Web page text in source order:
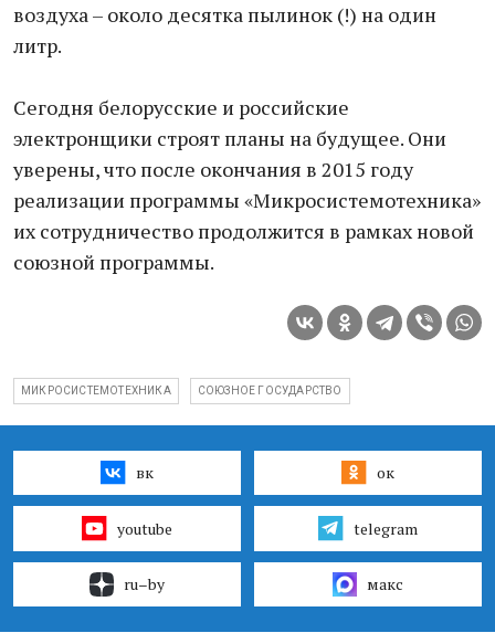
воздуха – около десятка пылинок (!) на один
литр.
Сегодня белорусские и российские
электронщики строят планы на будущее. Они
уверены, что после окончания в 2015 году
реализации программы «Микросистемотехника»
их сотрудничество продолжится в рамках новой
союзной программы.
МИКРОСИСТЕМОТЕХНИКА СОЮЗНОЕ ГОСУДАРСТВО
вк ок
youtube telegram
ru–by макс